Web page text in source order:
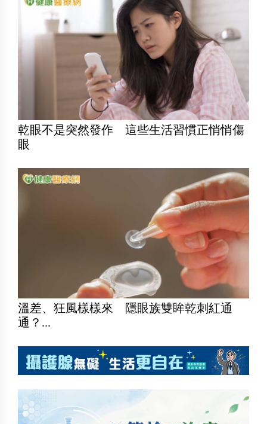
乾眼不是突然發作 這些生活習慣正悄悄傷
眼
溫差、狂風樣樣來 隱眼族雙眸乾刺紅通
通？...